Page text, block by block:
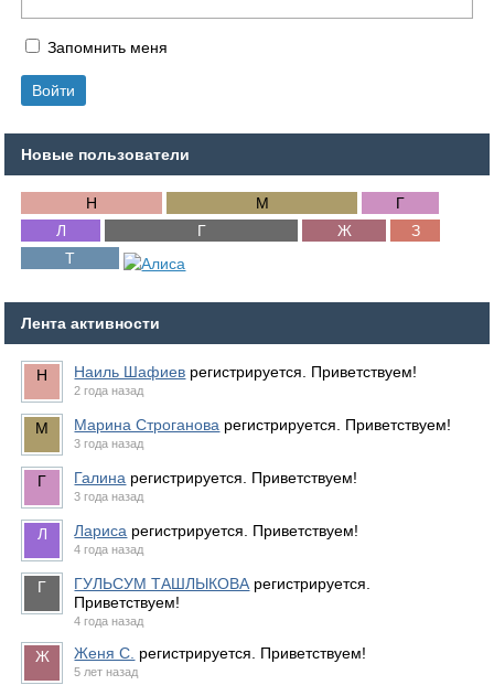
Запомнить меня
Новые пользователи
Лента активности
Наиль Шафиев регистрируется. Приветствуем!
2 года назад
Марина Строганова регистрируется. Приветствуем!
3 года назад
Галина регистрируется. Приветствуем!
3 года назад
Лариса регистрируется. Приветствуем!
4 года назад
ГУЛЬСУМ ТАШЛЫКОВА регистрируется.
Приветствуем!
4 года назад
Женя С. регистрируется. Приветствуем!
5 лет назад